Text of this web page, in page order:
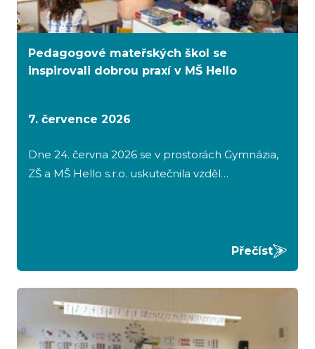
Pedagogové mateřských škol se
inspirovali dobrou praxí v MŠ Hello
7. července 2026
Dne 24. června 2026 se v prostorách Gymnázia,
ZŠ a MŠ Hello s.r.o. uskutečnila vzděl…
Přečíst